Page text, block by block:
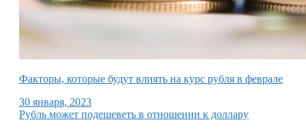
Факторы, которые будут влиять на курс рубля в феврале
30 января, 2023
Рубль может подешеветь в отношении к доллару